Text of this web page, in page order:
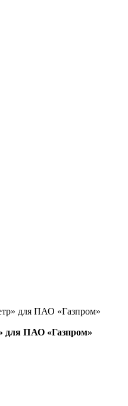
для ПАО «Газпром»
для ПАО «Газпром»